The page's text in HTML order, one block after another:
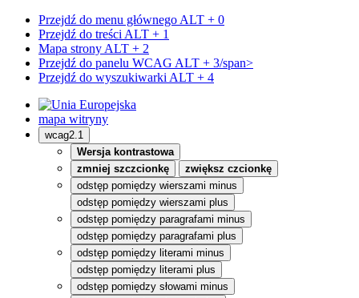
Przejdź do menu głównego ALT + 0
Przejdź do treści ALT + 1
Mapa strony ALT + 2
Przejdź do panelu WCAG ALT + 3/span>
Przejdź do wyszukiwarki ALT + 4
mapa witryny
wcag2.1
Wersja kontrastowa
zmniej szczcionkę
zwiększ czcionkę
odstęp pomiędzy wierszami minus
odstęp pomiędzy wierszami plus
odstęp pomiędzy paragrafami minus
odstęp pomiędzy paragrafami plus
odstęp pomiędzy literami minus
odstęp pomiędzy literami plus
odstęp pomiędzy słowami minus